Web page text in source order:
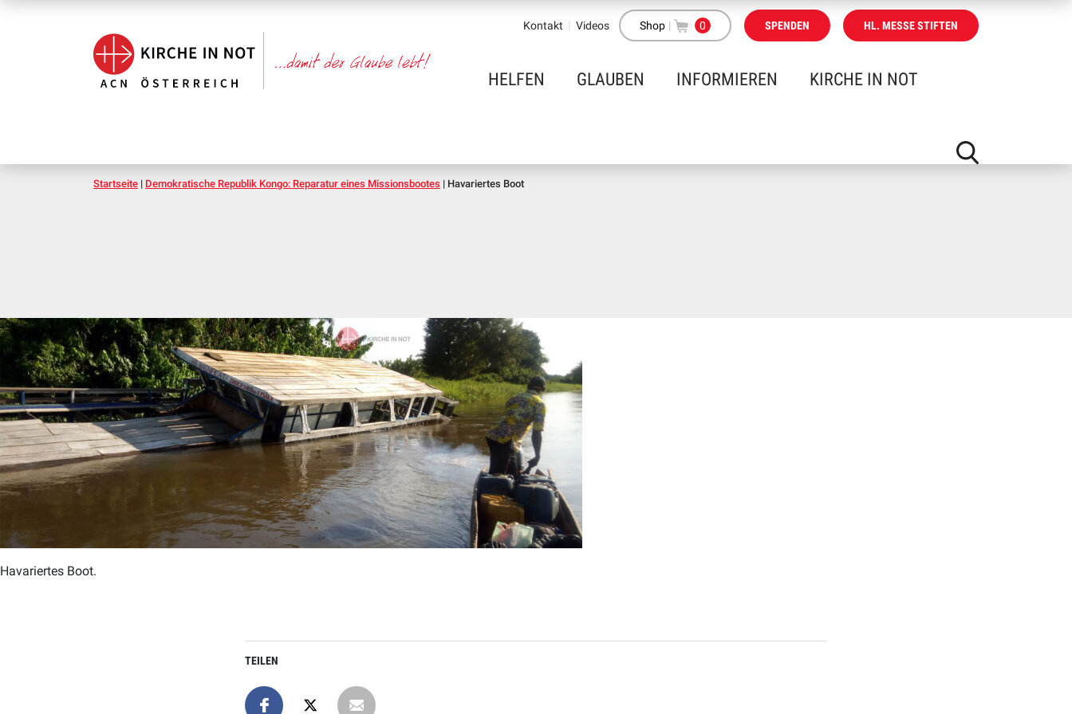
Kontakt Videos Shop | 0 SPENDEN HL. MESSE STIFTEN
HELFEN GLAUBEN INFORMIEREN KIRCHE IN NOT
Startseite | Demokratische Republik Kongo: Reparatur eines Missionsbootes | Havariertes Boot
Havariertes Boot.
TEILEN